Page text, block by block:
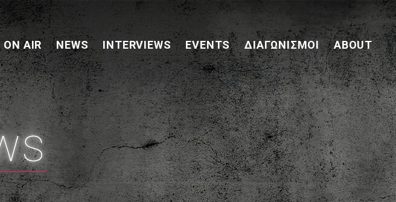
ON AIR NEWS INTERVIEWS EVENTS ΔΙΑΓΩΝΙΣΜΟΊ ABOUT